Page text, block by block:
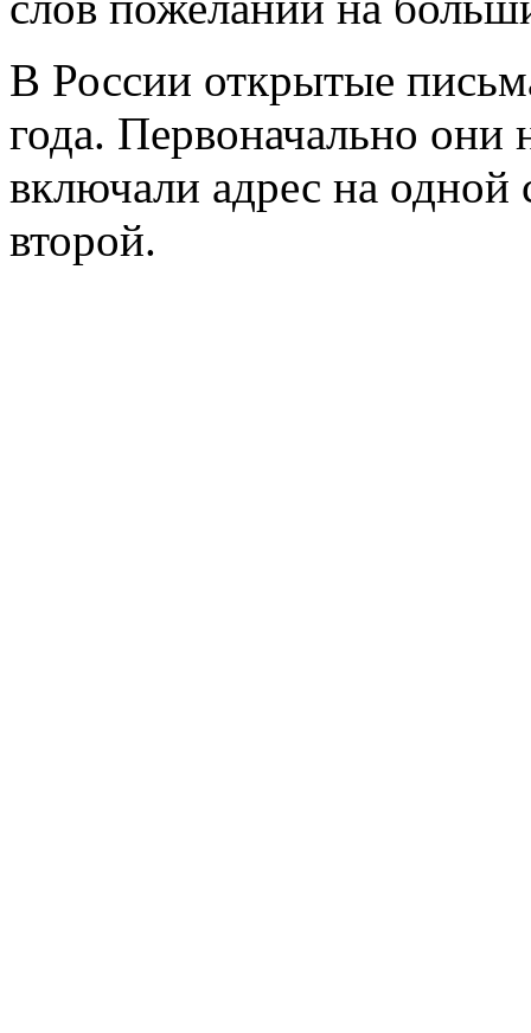
В России открытые
года. Первоначально они
включали адрес на одной
второй.